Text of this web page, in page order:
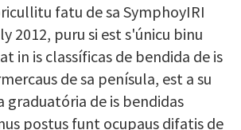
fatu de sa SymphoyIRI
2012, puru si est s'únicu binu
in is classíficas de bendida de is
de sa penísula, est a su
graduatória de is bendidas
postus funt ocupaus difatis de